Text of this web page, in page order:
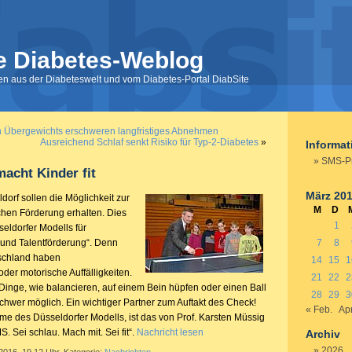
Diabetes-Weblog
aus der Diabeteswelt und vom Diabetes-Portal DiabSite
erschweren langfristiges Abnehmen
Ausreichend Schlaf senkt Risiko für Typ-2-Diabetes »
Kinder fit
sollen die Möglichkeit zur
Förderung erhalten. Dies
Modells für
Talentförderung“. Denn
haben
motorische Auffälligkeiten.
wie balancieren, auf einem Bein hüpfen oder einen Ball
möglich. Ein wichtiger Partner zum Auftakt des Check!
des Düsseldorfer Modells, ist das von Prof. Karsten Müssig
Sei schlau. Mach mit. Sei fit“. Nachricht lesen
SMS-
März
M D
1
7
8
14
15
21
22
28
29
« Feb.
Archiv